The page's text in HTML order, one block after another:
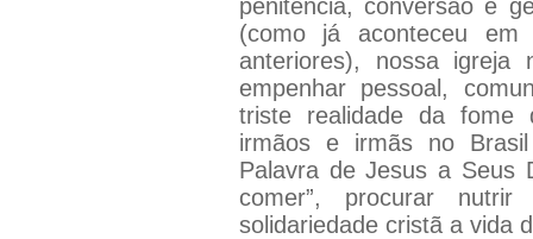
penitência, conversão e
(como já aconteceu em
anteriores), nossa
empenhar pessoal,
triste realidade da fome
irmãos e irmãs no
Palavra de Jesus a Seus
comer”, procurar
solidariedade cristã a vida